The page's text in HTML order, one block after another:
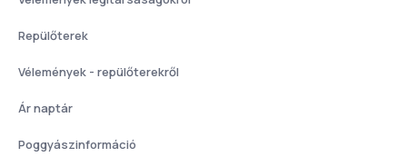
Repülőterek
Vélemények - repülőterekről
Ár naptár
Poggyászinformáció